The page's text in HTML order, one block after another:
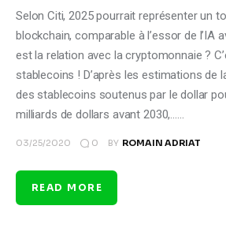
Selon Citi, 2025 pourrait représenter un
blockchain, comparable à l’essor de l’IA
est la relation avec la cryptomonnaie ?
stablecoins ! D’après les estimations de
des stablecoins soutenus par le dollar
milliards de dollars avant 2030,……
03/25/2020 0 BY ROMAIN ADRIAT
READ MORE